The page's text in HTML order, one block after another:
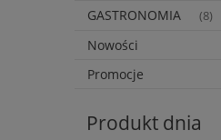
GASTRONOMIA (8)
Nowości
Promocje
Produkt dnia